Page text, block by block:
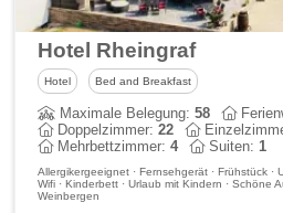
Hotel Rheingraf
Hotel Bed and Breakfast
Maximale Belegung:58
Doppelzimmer:22
Mehrbettzimmer:4 Suiten:1
Allergikergeeignet · Fernsehgerät · Frühstück ·
Wifi · Kinderbett · Urlaub mit Kindern · Schöne
Weinbergen